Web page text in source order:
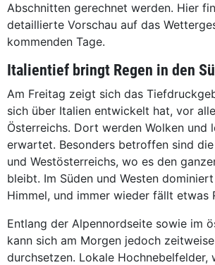
Abschnitten gerechnet werden. Hier
detaillierte Vorschau auf das
kommenden Tage.
Italientief bringt Regen in den
Am Freitag zeigt sich das
sich über Italien entwickelt hat, vor
Österreichs. Dort werden Wolken und
erwartet. Besonders betroffen sind
und Westösterreichs, wo es den
bleibt. Im Süden und Westen
Himmel, und immer wieder fällt etwas
Entlang der Alpennordseite sowie im
kann sich am Morgen jedoch
durchsetzen. Lokale Hochnebelfelder,